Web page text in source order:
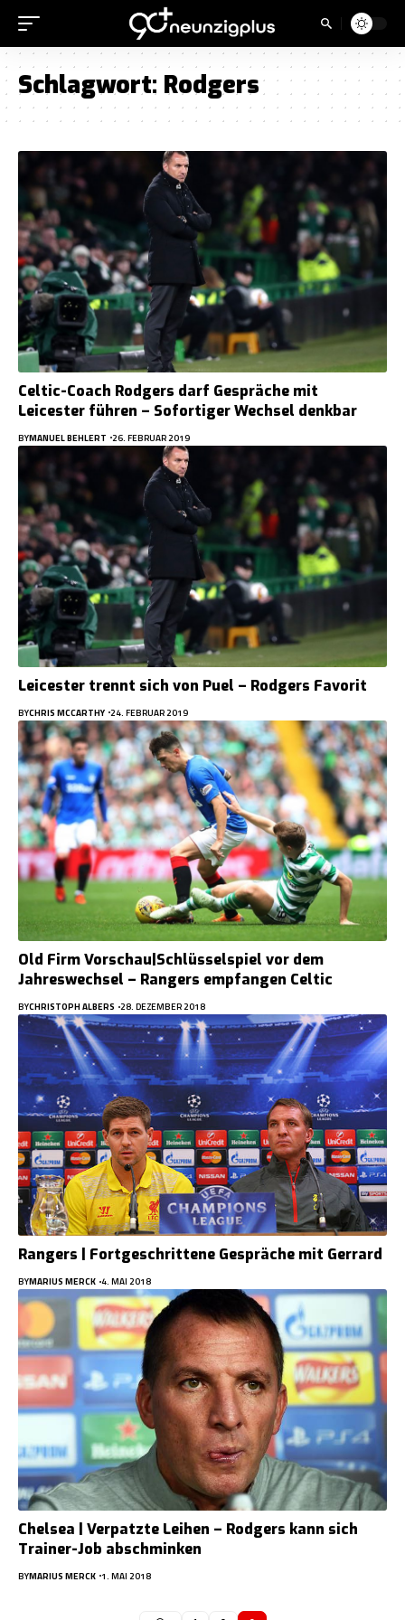
Schlagwort: Rodgers
Celtic-Coach Rodgers darf Gespräche mit
Leicester führen – Sofortiger Wechsel denkbar
BYMANUEL BEHLERT 26. FEBRUAR 2019
Leicester trennt sich von Puel – Rodgers Favorit
BYCHRIS MCCARTHY 24. FEBRUAR 2019
Old Firm Vorschau|Schlüsselspiel vor dem
Jahreswechsel – Rangers empfangen Celtic
BYCHRISTOPH ALBERS 28. DEZEMBER 2018
Rangers | Fortgeschrittene Gespräche mit Gerrard
BYMARIUS MERCK 4. MAI 2018
Chelsea | Verpatzte Leihen – Rodgers kann sich
Trainer-Job abschminken
BYMARIUS MERCK 1. MAI 2018